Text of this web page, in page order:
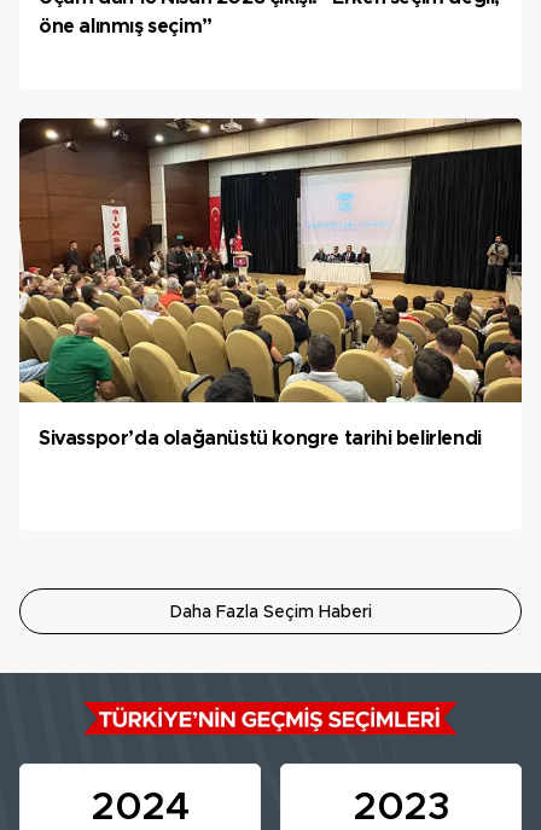
öne alınmış seçim”
Sivasspor’da olağanüstü kongre tarihi belirlendi
Daha Fazla Seçim Haberi
2024 2023